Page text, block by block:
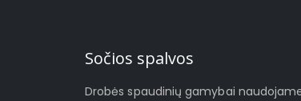
Sočios spalvos
Drobės spaudinių gamybai